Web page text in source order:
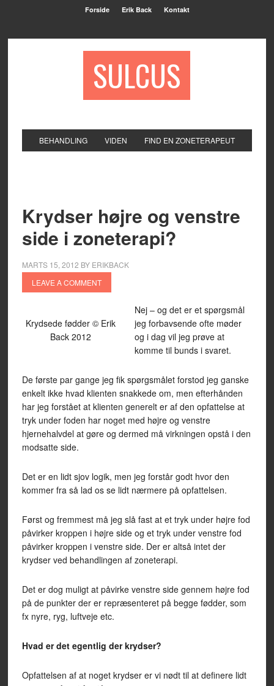
Forside Erik Back Kontakt
SULCUS
BEHANDLING VIDEN FIND EN ZONETERAPEUT
Krydser højre og venstre
side i zoneterapi?
MARTS 15, 2012 BY ERIKBACK
LEAVE A COMMENT
Krydsede fødder © Erik
Back 2012
Nej – og det er et spørgsmål
jeg forbavsende ofte møder
og i dag vil jeg prøve at
komme til bunds i svaret.
De første par gange jeg fik spørgsmålet forstod jeg ganske
enkelt ikke hvad klienten snakkede om, men efterhånden
har jeg forstået at klienten generelt er af den opfattelse at
tryk under foden har noget med højre og venstre
hjernehalvdel at gøre og dermed må virkningen opstå i den
modsatte side.
Det er en lidt sjov logik, men jeg forstår godt hvor den
kommer fra så lad os se lidt nærmere på opfattelsen.
Først og fremmest må jeg slå fast at et tryk under højre fod
påvirker kroppen i højre side og et tryk under venstre fod
påvirker kroppen i venstre side. Der er altså intet der
krydser ved behandlingen af zoneterapi.
Det er dog muligt at påvirke venstre side gennem højre fod
på de punkter der er repræsenteret på begge fødder, som
fx nyre, ryg, luftveje etc.
Hvad er det egentlig der krydser?
Opfattelsen af at noget krydser er vi nødt til at definere lidt